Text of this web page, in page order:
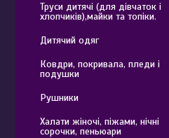
Труси дитячі (для дівчаток і
хлопчиків),майки та топіки.
Дитячий одяг
Ковдри, покривала, пледи і
подушки
Рушники
Халати жіночі, піжами, нічні
сорочки, пеньюари